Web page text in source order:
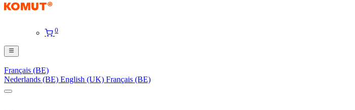
0
Français (BE)
Nederlands (BE) English (UK) Français (BE)